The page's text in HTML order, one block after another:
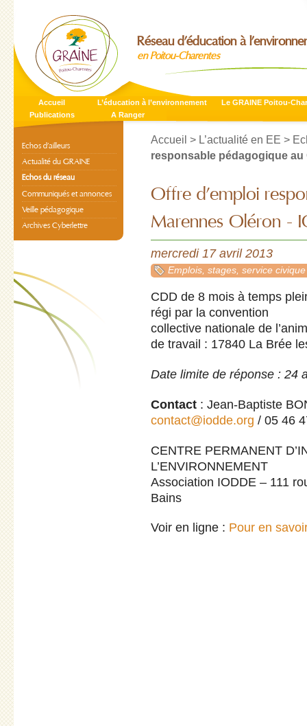
Réseau d’éducation à
en Poitou-Charentes
Accueil L’éducation à l’environnement
Le GRAINE Poitou-
Publications
A Ranger
Accueil > L’actualité en EE >
responsable pédagogique au
Offre d’emploi
Marennes Oléron -
mercredi 17 avril 2013
Emplois, stages, service civique
CDD de 8 mois à temps
régi par la convention
collective nationale de
de travail : 17840 La Brée
Date limite de réponse : 24
Contact : Jean-Baptiste
contact@iodde.org / 05 46
CENTRE PERMANENT
L’ENVIRONNEMENT
Association IODDE – 111
Bains
Voir en ligne : Pour en
Echos d’ailleurs
Actualité du GRAINE
Echos du réseau
Communiqués et annonces
Veille pédagogique
Archives Cyberlettre